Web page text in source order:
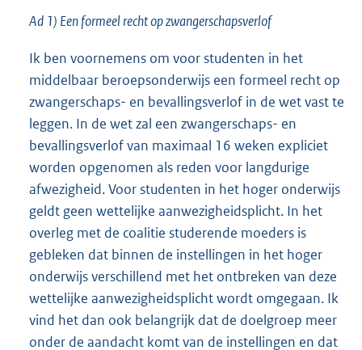
Ad 1) Een formeel recht op zwangerschapsverlof
Ik ben voornemens om voor studenten in het
middelbaar beroepsonderwijs een formeel recht op
zwangerschaps- en bevallingsverlof in de wet vast te
leggen. In de wet zal een zwangerschaps- en
bevallingsverlof van maximaal 16 weken expliciet
worden opgenomen als reden voor langdurige
afwezigheid. Voor studenten in het hoger onderwijs
geldt geen wettelijke aanwezigheidsplicht. In het
overleg met de coalitie studerende moeders is
gebleken dat binnen de instellingen in het hoger
onderwijs verschillend met het ontbreken van deze
wettelijke aanwezigheidsplicht wordt omgegaan. Ik
vind het dan ook belangrijk dat de doelgroep meer
onder de aandacht komt van de instellingen en dat